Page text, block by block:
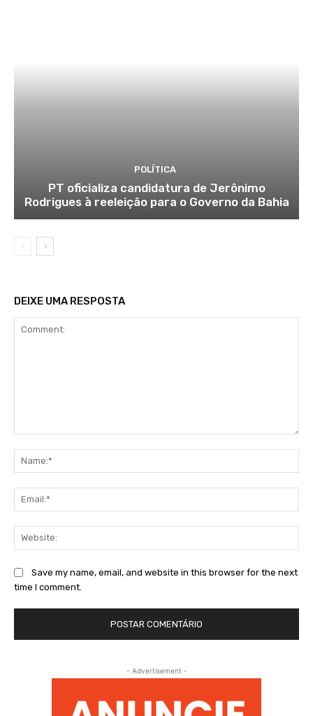
POLÍTICA
PT oficializa candidatura de Jerônimo
Rodrigues à reeleição para o Governo da Bahia
DEIXE UMA RESPOSTA
Save my name, email, and website in this browser for the next
time I comment.
- Advertisement -